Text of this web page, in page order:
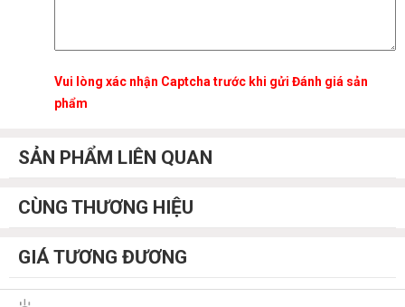
Vui lòng xác nhận Captcha trước khi gửi Đánh giá sản
phẩm
SẢN PHẨM LIÊN QUAN
CÙNG THƯƠNG HIỆU
GIÁ TƯƠNG ĐƯƠNG